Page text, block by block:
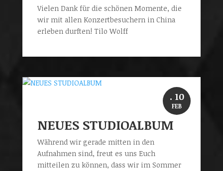
Vielen Dank für die schönen Momente, die
wir mit allen Konzertbesuchern in China
erleben durften! Tilo Wolff
NEUES STUDIOALBUM
Während wir gerade mitten in den
Aufnahmen sind, freut es uns Euch
mitteilen zu können, dass wir im Sommer
. 10
FEB